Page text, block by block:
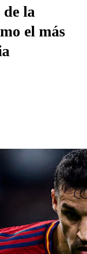
de la
el más